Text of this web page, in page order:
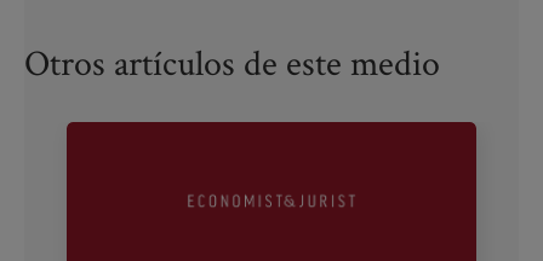
Otros artículos de este medio